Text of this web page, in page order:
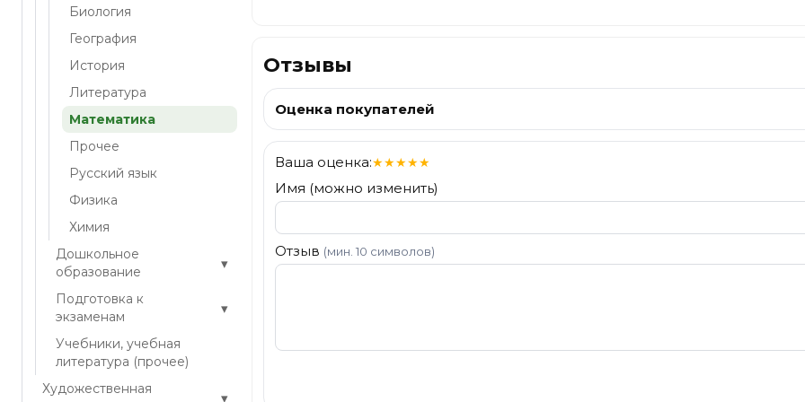
Биология
География
История
Литература
Математика
Прочее
Русский язык
Физика
Химия
Дошкольное
образование
▾
Подготовка к
экзаменам
▾
Учебники, учебная
литература (прочее)
Художественная
▾
Отзывы
Оценка покупателей
Ваша оценка:★★★★★
Имя (можно изменить)
Отзыв (мин. 10 символов)